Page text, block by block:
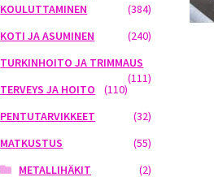
KOULUTTAMINEN
(384)
KOTI JA ASUMINEN
(240)
TURKINHOITO JA TRIMMAUS
(111)
TERVEYS JA HOITO
(110)
PENTUTARVIKKEET
(32)
MATKUSTUS
(55)
METALLIHÄKIT
(2)